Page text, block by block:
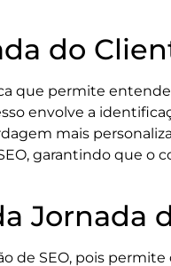
do
que permite
envolve a
mais
garantindo que
Jornada
de SEO, pois